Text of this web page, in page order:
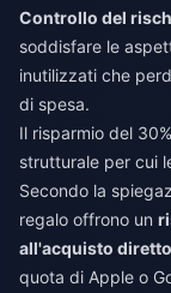
Controllo del
soddisfare le
inutilizzati che
di spesa.
Il risparmio del
strutturale per cui
Secondo la
regalo offrono un
all'acquisto
quota di Apple o